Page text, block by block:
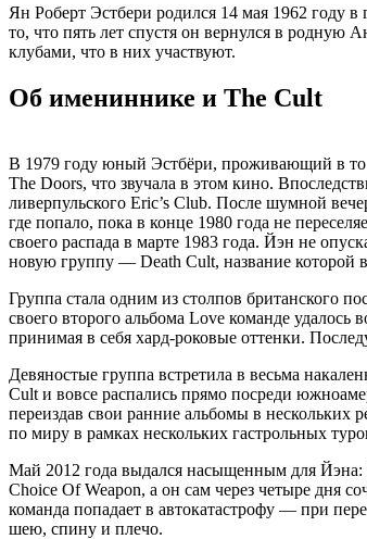
Ян Роберт Эстбери родился 14 мая 1962 году
то, что пять лет спустя он вернулся в родную
клубами, что в них участвуют.
Об имениннике и The Cult
В 1979 году юный Эстбёри, проживающий в
The Doors, что звучала в этом кино.
ливерпульского Eric’s Club. После шумной
где попало, пока в конце 1980 года не
своего распада в марте 1983 года. Йэн не
новую группу — Death Cult, название которой
Группа стала одним из столпов британского
своего второго альбома Love команде удалось
принимая в себя хард-роковые оттенки.
Девяностые группа встретила в весьма
Cult и вовсе распались прямо посреди
переиздав свои ранние альбомы в нескольких
по миру в рамках нескольких гастрольных
Май 2012 года выдался насыщенным для
Choice Of Weapon, а он сам через четыре дня
команда попадает в автокатастрофу — при
шею, спину и плечо.